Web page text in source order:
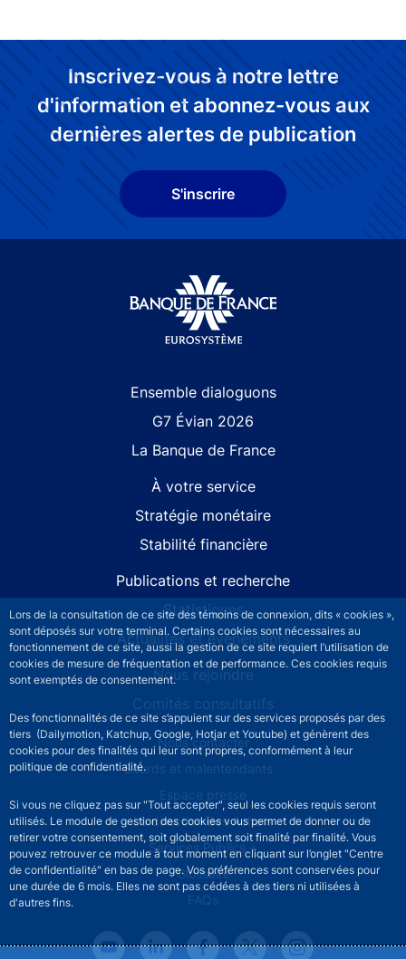
Lors de la consultation de ce site des témoins de connexion, dits « cookies »,
sont déposés sur votre terminal. Certains cookies sont nécessaires au
fonctionnement de ce site, aussi la gestion de ce site requiert l’utilisation de
cookies de mesure de fréquentation et de performance. Ces cookies requis
sont exemptés de consentement.
Des fonctionnalités de ce site s’appuient sur des services proposés par des
tiers (Dailymotion, Katchup, Google, Hotjar et Youtube) et génèrent des
cookies pour des finalités qui leur sont propres, conformément à leur
politique de confidentialité.
Si vous ne cliquez pas sur "Tout accepter", seul les cookies requis seront
utilisés. Le module de gestion des cookies vous permet de donner ou de
retirer votre consentement, soit globalement soit finalité par finalité. Vous
pouvez retrouver ce module à tout moment en cliquant sur l’onglet "Centre
de confidentialité" en bas de page. Vos préférences sont conservées pour
une durée de 6 mois. Elles ne sont pas cédées à des tiers ni utilisées à
d'autres fins.
Inscrivez-vous à notre lettre
d'information et abonnez-vous aux
dernières alertes de publication
S'inscrire
Ensemble dialoguons
G7 Évian 2026
La Banque de France
À votre service
Stratégie monétaire
Stabilité financière
Publications et recherche
Statistiques
Actualités et événements
Nous rejoindre
Comités consultatifs
Footer secondary menuNous contacter
Sourds et malentendants
Espace presse
La direction des Achats
Services Publics +
Glossaire
FAQs